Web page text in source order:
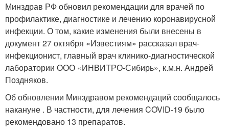
Минздрав РФ обновил рекомендации для врачей по
профилактике, диагностике и лечению коронавирусной
инфекции. О том, какие изменения были внесены в
документ 27 октября «Известиям» рассказал врач-
инфекционист, главный врач клинико-диагностической
лаборатории ООО «ИНВИТРО-Сибирь», к.м.н. Андрей
Поздняков.
Об обновлении Минздравом рекомендаций сообщалось
накануне . В частности, для лечения COVID-19 было
рекомендовано 13 препаратов.